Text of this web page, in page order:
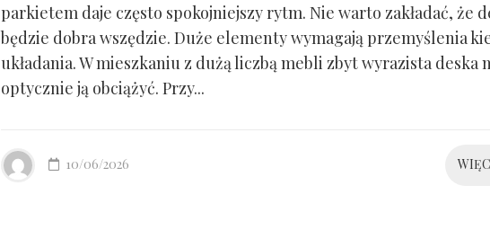
parkietem daje często spokojniejszy rytm. Nie warto zakładać, że
będzie dobra wszędzie. Duże elementy wymagają przemyślenia
układania. W mieszkaniu z dużą liczbą mebli zbyt wyrazista deska
optycznie ją obciążyć. Przy...
10/06/2026